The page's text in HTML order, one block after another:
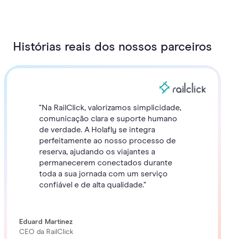
Histórias reais dos nossos parceiros
"Na RailClick, valorizamos simplicidade,
comunicação clara e suporte humano
de verdade. A Holafly se integra
perfeitamente ao nosso processo de
reserva, ajudando os viajantes a
permanecerem conectados durante
toda a sua jornada com um serviço
confiável e de alta qualidade."
Eduard Martinez
CEO da RailClick